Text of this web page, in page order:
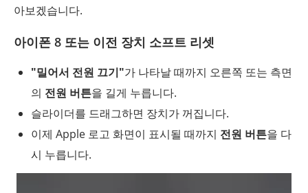
아보겠습니다.
아이폰 8 또는 이전 장치 소프트 리셋
"밀어서 전원 끄기"가 나타날 때까지 오른쪽 또는 측면
의 전원 버튼을 길게 누릅니다.
슬라이더를 드래그하면 장치가 꺼집니다.
이제 Apple 로고 화면이 표시될 때까지 전원 버튼을 다
시 누릅니다.